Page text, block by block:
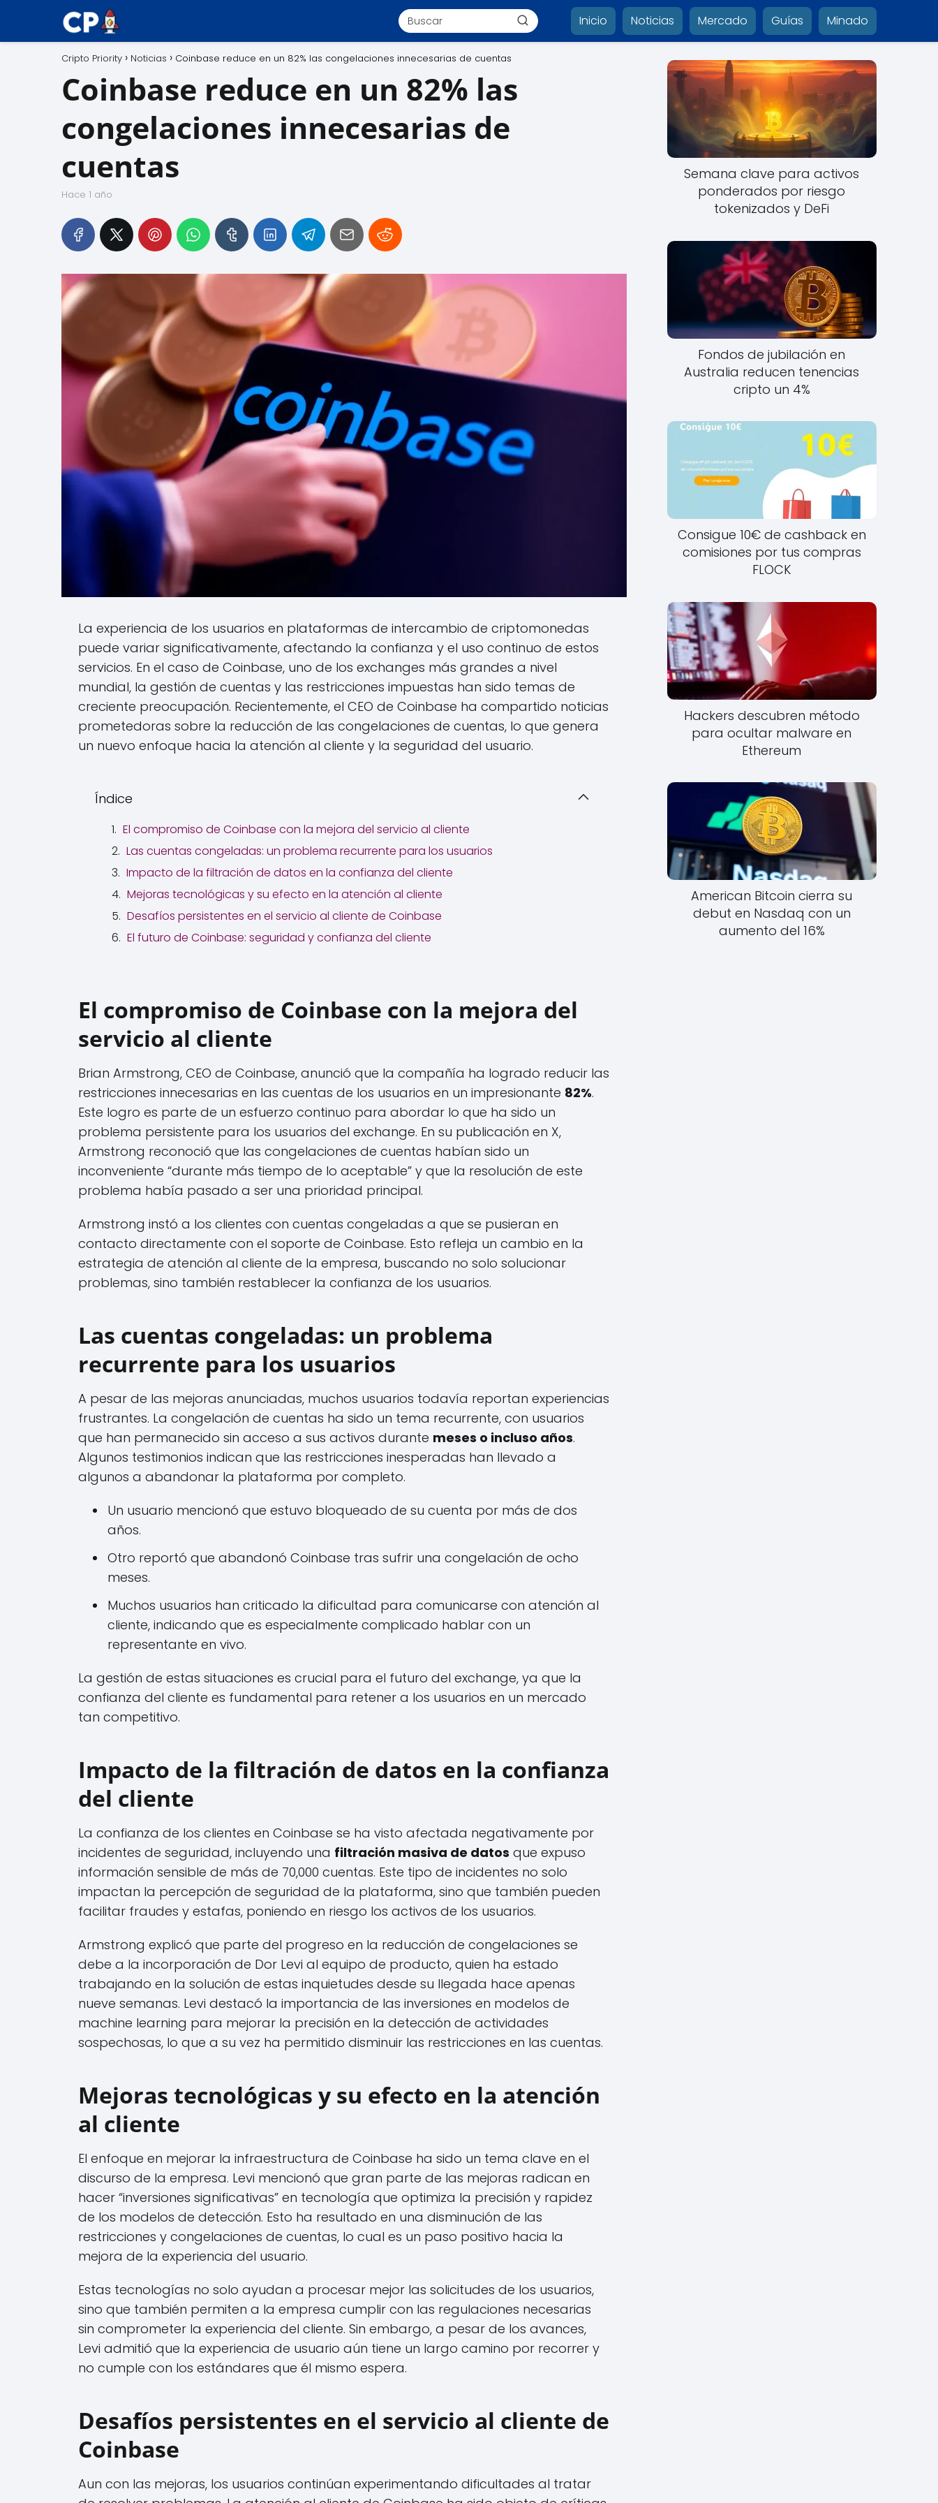
Inicio Noticias Mercado Guías Minado
Cripto Priority Noticias Coinbase reduce en un 82% las congelaciones innecesarias de cuentas
Coinbase reduce en un 82% las
congelaciones innecesarias de
cuentas
hace 1 año
La experiencia de los usuarios en plataformas de intercambio de criptomonedas
puede variar significativamente, afectando la confianza y el uso continuo de estos
servicios. En el caso de Coinbase, uno de los exchanges más grandes a nivel
mundial, la gestión de cuentas y las restricciones impuestas han sido temas de
creciente preocupación. Recientemente, el CEO de Coinbase ha compartido noticias
prometedoras sobre la reducción de las congelaciones de cuentas, lo que genera
un nuevo enfoque hacia la atención al cliente y la seguridad del usuario.
Índice
El compromiso de Coinbase con la mejora del servicio al cliente
Las cuentas congeladas: un problema recurrente para los usuarios
Impacto de la filtración de datos en la confianza del cliente
Mejoras tecnológicas y su efecto en la atención al cliente
Desafíos persistentes en el servicio al cliente de Coinbase
El futuro de Coinbase: seguridad y confianza del cliente
El compromiso de Coinbase con la mejora del
servicio al cliente
Brian Armstrong, CEO de Coinbase, anunció que la compañía ha logrado reducir las
restricciones innecesarias en las cuentas de los usuarios en un impresionante 82%.
Este logro es parte de un esfuerzo continuo para abordar lo que ha sido un
problema persistente para los usuarios del exchange. En su publicación en X,
Armstrong reconoció que las congelaciones de cuentas habían sido un
inconveniente “durante más tiempo de lo aceptable” y que la resolución de este
problema había pasado a ser una prioridad principal.
Armstrong instó a los clientes con cuentas congeladas a que se pusieran en
contacto directamente con el soporte de Coinbase. Esto refleja un cambio en la
estrategia de atención al cliente de la empresa, buscando no solo solucionar
problemas, sino también restablecer la confianza de los usuarios.
Las cuentas congeladas: un problema
recurrente para los usuarios
A pesar de las mejoras anunciadas, muchos usuarios todavía reportan experiencias
frustrantes. La congelación de cuentas ha sido un tema recurrente, con usuarios
que han permanecido sin acceso a sus activos durante meses o incluso años.
Algunos testimonios indican que las restricciones inesperadas han llevado a
algunos a abandonar la plataforma por completo.
Un usuario mencionó que estuvo bloqueado de su cuenta por más de dos
años.
Otro reportó que abandonó Coinbase tras sufrir una congelación de ocho
meses.
Muchos usuarios han criticado la dificultad para comunicarse con atención al
cliente, indicando que es especialmente complicado hablar con un
representante en vivo.
La gestión de estas situaciones es crucial para el futuro del exchange, ya que la
confianza del cliente es fundamental para retener a los usuarios en un mercado
tan competitivo.
Impacto de la filtración de datos en la confianza
del cliente
La confianza de los clientes en Coinbase se ha visto afectada negativamente por
incidentes de seguridad, incluyendo una filtración masiva de datos que expuso
información sensible de más de 70,000 cuentas. Este tipo de incidentes no solo
impactan la percepción de seguridad de la plataforma, sino que también pueden
facilitar fraudes y estafas, poniendo en riesgo los activos de los usuarios.
Armstrong explicó que parte del progreso en la reducción de congelaciones se
debe a la incorporación de Dor Levi al equipo de producto, quien ha estado
trabajando en la solución de estas inquietudes desde su llegada hace apenas
nueve semanas. Levi destacó la importancia de las inversiones en modelos de
machine learning para mejorar la precisión en la detección de actividades
sospechosas, lo que a su vez ha permitido disminuir las restricciones en las cuentas.
Mejoras tecnológicas y su efecto en la atención
al cliente
El enfoque en mejorar la infraestructura de Coinbase ha sido un tema clave en el
discurso de la empresa. Levi mencionó que gran parte de las mejoras radican en
hacer “inversiones significativas” en tecnología que optimiza la precisión y rapidez
de los modelos de detección. Esto ha resultado en una disminución de las
restricciones y congelaciones de cuentas, lo cual es un paso positivo hacia la
mejora de la experiencia del usuario.
Estas tecnologías no solo ayudan a procesar mejor las solicitudes de los usuarios,
sino que también permiten a la empresa cumplir con las regulaciones necesarias
sin comprometer la experiencia del cliente. Sin embargo, a pesar de los avances,
Levi admitió que la experiencia de usuario aún tiene un largo camino por recorrer y
no cumple con los estándares que él mismo espera.
Desafíos persistentes en el servicio al cliente de
Coinbase
Aun con las mejoras, los usuarios continúan experimentando dificultades al tratar
Semana clave para activos
ponderados por riesgo
tokenizados y DeFi
Fondos de jubilación en
Australia reducen tenencias
cripto un 4%
Consigue 10€ de cashback en
comisiones por tus compras
FLOCK
Hackers descubren método
para ocultar malware en
Ethereum
American Bitcoin cierra su
debut en Nasdaq con un
aumento del 16%